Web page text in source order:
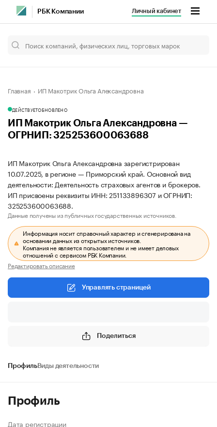
РБК Компании Личный кабинет
Главная ИП Макотрик Ольга Александровна
ДЕЙСТВУЕТОБНОВЛЕНО
ИП Макотрик Ольга Александровна —
ОГРНИП: 325253600063688
ИП Макотрик Ольга Александровна зарегистрирован
10.07.2025, в регионе — Приморский край. Основной вид
деятельности: Деятельность страховых агентов и брокеров.
ИП присвоены реквизиты ИНН: 251133896307 и ОГРНИП:
325253600063688.
Данные получены из публичных государственных источников.
Информация носит справочный характер и сгенерирована на
основании данных из открытых источников.
Компания не является пользователем и не имеет деловых
отношений с сервисом РБК Компании.
Редактировать описание
Управлять страницей
Поделиться
ПрофильВиды деятельности
Профиль
Дата регистрации